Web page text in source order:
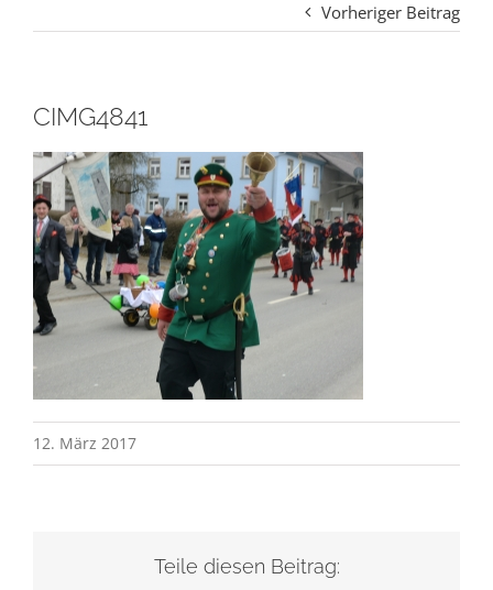
Vorheriger Beitrag
CIMG4841
12. März 2017
Teile diesen Beitrag: